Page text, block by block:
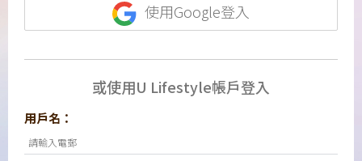
使用Google登入
或使用U Lifestyle帳戶登入
用戶名：